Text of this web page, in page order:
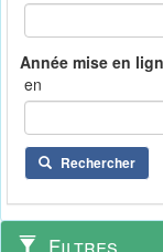
en
Rechercher
Filtres